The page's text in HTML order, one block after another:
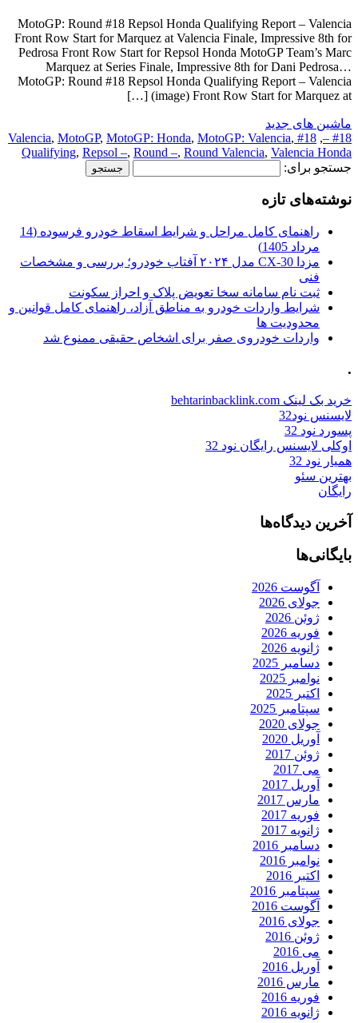
MotoGP: Round #18 Repsol Honda Qualifying Report – Valencia
Front Row Start for Marquez at Valencia Finale, Impressive 8th for
Pedrosa Front Row Start for Repsol Honda MotoGP Team’s Marc
Marquez at Series Finale, Impressive 8th for Dani Pedrosa…
MotoGP: Round #18 Repsol Honda Qualifying Report – Valencia
(image) Front Row Start for Marquez at […]
ماشین های جدید
#18 –
,
#18 Valencia
, MotoGP, MotoGP: Honda, MotoGP: Valencia,
Qualifying, Repsol –, Round –, Round Valencia, Valencia Honda
جستجو برای:
نوشته‌های تازه
راهنمای کامل مراحل و شرایط اسقاط خودرو فرسوده (14
مرداد 1405)
مزدا CX-30 مدل ۲۰۲۴ آفتاب خودرو؛ بررسی و مشخصات
فنی
ثبت نام سامانه سخا تعویض پلاک و احراز سکونت
شرایط واردات خودرو به مناطق آزاد، راهنمای کامل قوانین و
محدودیت ها
واردات خودروی صفر برای اشخاص حقیقی ممنوع شد
.
خرید بک لینک behtarinbacklink.com
لایسنس نود32
پسورد نود 32
اوکلی لایسنس رایگان نود 32
همیار نود 32
بهترین سئو
رایگان
آخرین دیدگاه‌ها
بایگانی‌ها
آگوست 2026
جولای 2026
ژوئن 2026
فوریه 2026
ژانویه 2026
دسامبر 2025
نوامبر 2025
اکتبر 2025
سپتامبر 2025
جولای 2020
آوریل 2020
ژوئن 2017
می 2017
آوریل 2017
مارس 2017
فوریه 2017
ژانویه 2017
دسامبر 2016
نوامبر 2016
اکتبر 2016
سپتامبر 2016
آگوست 2016
جولای 2016
ژوئن 2016
می 2016
آوریل 2016
مارس 2016
فوریه 2016
ژانویه 2016